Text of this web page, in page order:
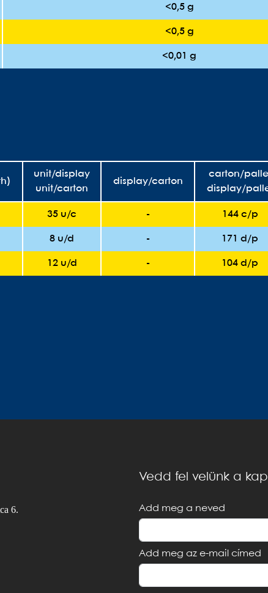
<0,5 g
<0,5 g
<0,01 g
unit/display
unit/carton
display/carton
carton/
display/
35 u/c - 144 c/p
8 u/d - 171 d/p
12 u/d - 104 d/p
6.
Vedd fel velünk a
Add meg a neved
Add meg az e-mail címed